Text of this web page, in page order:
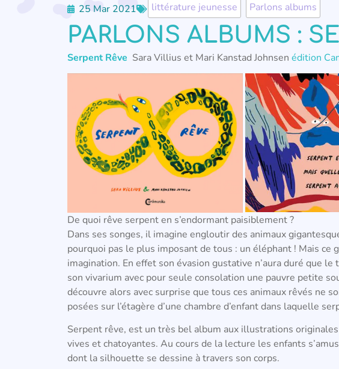
25 Mar 2021 littérature jeunesse Parlons albums
PARLONS ALBUMS :
Serpent Rêve Sara Villius et Mari Kanstad Johnsen édition
De quoi rêve serpent en s’endormant paisiblement ?
Dans ses songes, il imagine engloutir des animaux
pourquoi pas le plus imposant de tous : un éléphant ! Mais ce
imagination. En effet son évasion gustative n’aura duré que
son vivarium avec pour seule consolation une pauvre petite
découvre alors avec surprise que tous ces animaux rêvés ne
posées sur l’étagère d’une chambre d’enfant dans laquelle
Serpent rêve, est un très bel album aux illustrations
vives et chatoyantes. Au cours de la lecture les enfants
dont la silhouette se dessine à travers son corps.